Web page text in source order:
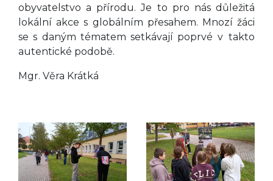
obyvatelstvo a přírodu. Je to pro nás důležitá
lokální akce s globálním přesahem. Mnozí žáci
se s daným tématem setkávají poprvé v takto
autentické podobě.
Mgr. Věra Krátká